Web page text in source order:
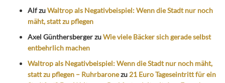
AlfzuWaltrop als Negativbeispiel: Wenn die Stadt nur noch
mäht, statt zu pflegen
Axel GünthersbergerzuWie viele Bäcker sich gerade selbst
entbehrlich machen
Waltrop als Negativbeispiel: Wenn die Stadt nur noch mäht,
statt zu pflegen – Ruhrbaronezu 21 Euro Tageseintritt für ein